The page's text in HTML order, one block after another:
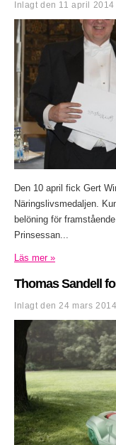
Inlagt den 11 april 2014
Den 10 april fick Gert
Näringslivsmedaljen.
belöning för
Prinsessan...
Läs mer »
Thomas Sandell
Inlagt den 24 mars 2014